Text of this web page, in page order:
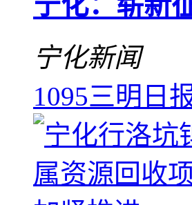
宁化新闻
1095三明日